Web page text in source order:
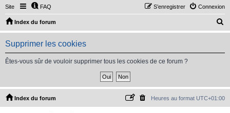
Site FAQ Connexion
S’enregistrer
Index du forum
e
h
Supprimer les cookies
Êtes-vous sûr de vouloir supprimer tous les cookies de ce forum ?
Index du forum Heures au format UTC+01:00